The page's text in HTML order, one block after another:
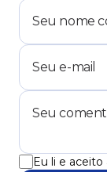
Eu li e aceito